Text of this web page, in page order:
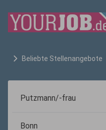
Beliebte Stellenangebote